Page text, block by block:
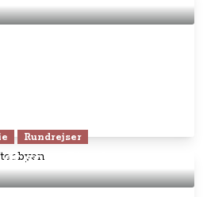
Rundrejser
som Stenbyen